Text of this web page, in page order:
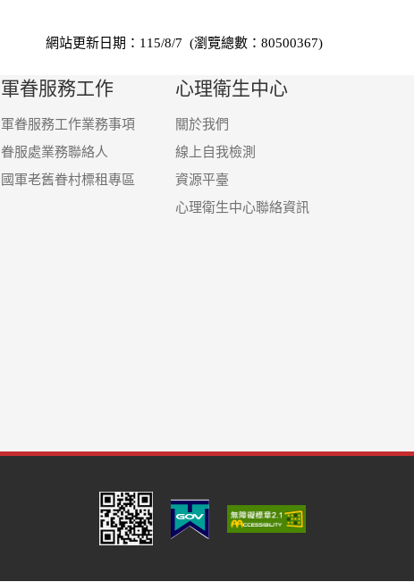
網站更新日期：115/8/7 (瀏覽總數：80500367)
軍眷服務工作
軍眷服務工作業務事項
眷服處業務聯絡人
國軍老舊眷村標租專區
心理衛生中心
關於我們
線上自我檢測
資源平臺
心理衛生中心聯絡資訊